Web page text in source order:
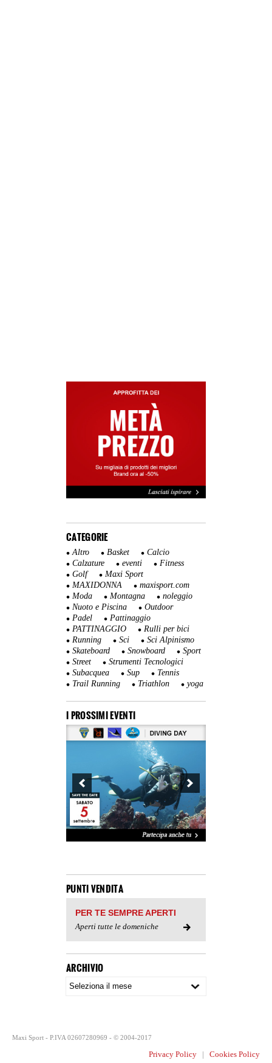
CATEGORIE
Altro Basket
Calcio
Calzature
eventi
Fitness
Golf
Maxi Sport
MAXIDONNA
maxisport.com
Moda
Montagna
noleggio
Nuoto e Piscina
Outdoor
Padel
Pattinaggio
PATTINAGGIO
Rulli per bici
Running
Sci
Sci Alpinismo
Skateboard
Snowboard
Sport
Street
Strumenti Tecnologici
Subacquea
Sup
Tennis
Trail Running
Triathlon yoga
I PROSSIMI EVENTI
PUNTI VENDITA
PER TE SEMPRE APERTI
Aperti tutte le domeniche
ARCHIVIO
Maxi Sport - P.IVA 02607280969 - © 2004-2017
Privacy Policy| Cookies Policy